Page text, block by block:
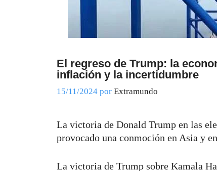
El regreso de Trump: la
inflación y la incertidumbre
15/11/2024 por Extramundo
La victoria de Donald Trump en las
provocado una conmoción en Asia y
La victoria de Trump sobre Kamala